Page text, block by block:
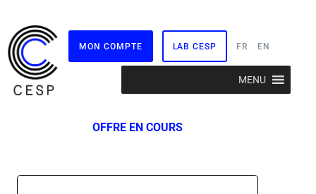
MON COMPTE LAB CESP FR EN
MENU
OFFRE EN COURS